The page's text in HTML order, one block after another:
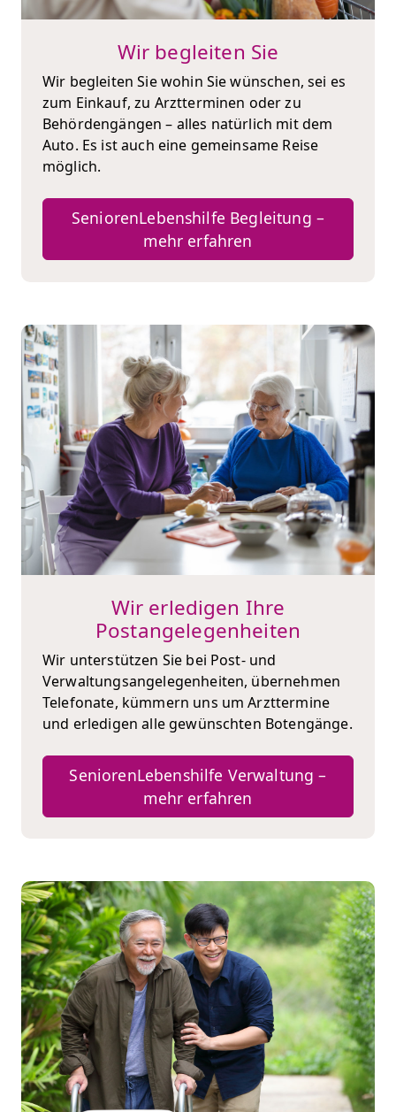
Wir begleiten Sie
Wir begleiten Sie wohin Sie wünschen, sei es
zum Einkauf, zu Arztterminen oder zu
Behördengängen – alles natürlich mit dem
Auto. Es ist auch eine gemeinsame Reise
möglich.
SeniorenLebenshilfe Begleitung –
mehr erfahren
Wir erledigen Ihre
Postangelegenheiten
Wir unterstützen Sie bei Post- und
Verwaltungsangelegenheiten, übernehmen
Telefonate, kümmern uns um Arzttermine
und erledigen alle gewünschten Botengänge.
SeniorenLebenshilfe Verwaltung –
mehr erfahren